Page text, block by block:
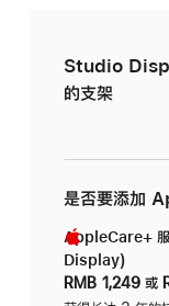
Studio
的支架
是否要添加
AppleCare+
Display)
RMB 1,249 或